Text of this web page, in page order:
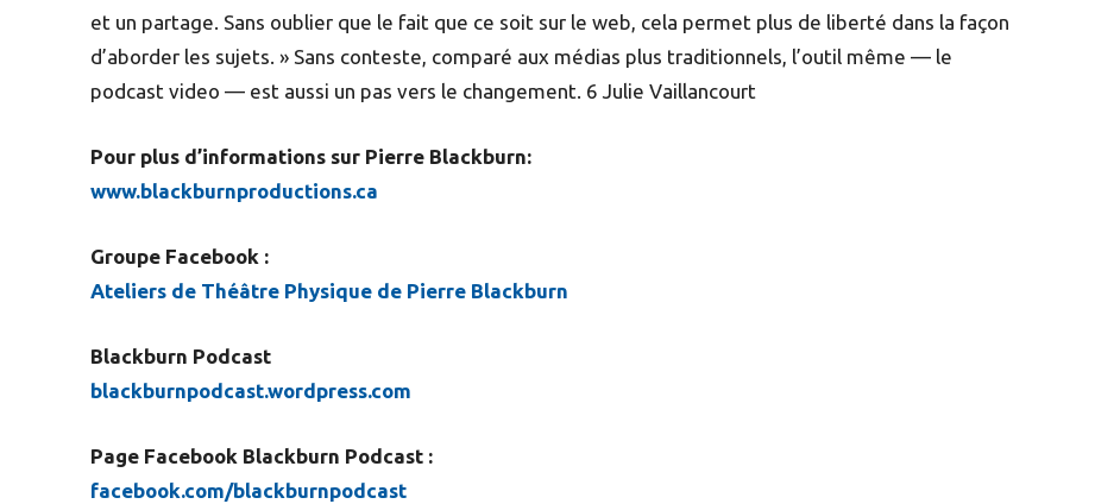
et un partage. Sans oublier que le fait que ce soit sur le web, cela permet plus de liberté dans la façon
d’aborder les sujets. » Sans conteste, comparé aux médias plus traditionnels, l’outil même — le
podcast video — est aussi un pas vers le changement. 6 Julie Vaillancourt
Pour plus d’informations sur Pierre Blackburn:
www.blackburnproductions.ca
Groupe Facebook :
Ateliers de Théâtre Physique de Pierre Blackburn
Blackburn Podcast
blackburnpodcast.wordpress.com
Page Facebook Blackburn Podcast :
facebook.com/blackburnpodcast